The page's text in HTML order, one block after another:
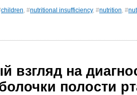
children, #nutritional insufficiency, #nutrition, #
взгляд на
полости